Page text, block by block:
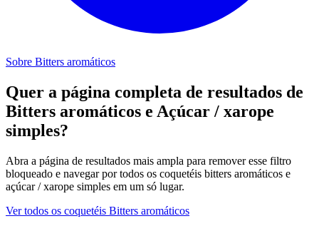
Sobre Bitters aromáticos
Quer a página completa de resultados de
Bitters aromáticos e Açúcar / xarope
simples?
Abra a página de resultados mais ampla para remover esse filtro
bloqueado e navegar por todos os coquetéis bitters aromáticos e
açúcar / xarope simples em um só lugar.
Ver todos os coquetéis Bitters aromáticos